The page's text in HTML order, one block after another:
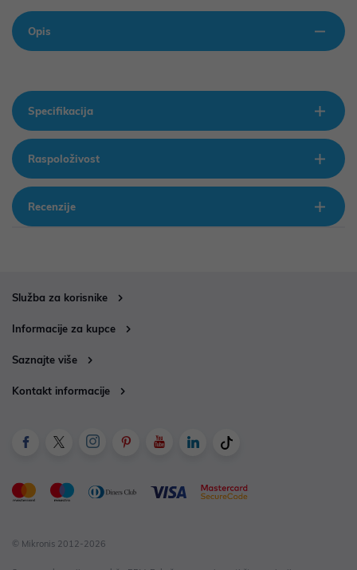
Opis
Specifikacija
Raspoloživost
Recenzije
Služba za korisnike
Informacije za kupce
Saznajte više
Kontakt informacije
© Mikronis 2012-2026